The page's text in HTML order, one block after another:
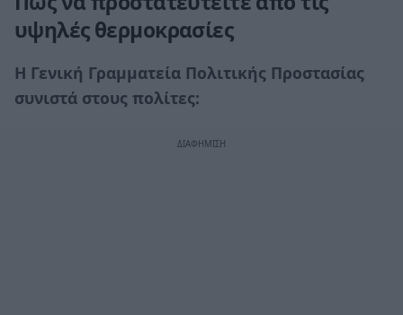
υψηλές θερμοκρασίες
H Γενική Γραμματεία Πολιτικής Προστασίας
συνιστά στους πολίτες: